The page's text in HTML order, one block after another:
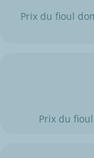
Prix du fioul
Prix du